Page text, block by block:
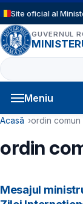
Sari la conținutul
Site oficial al
GUVERNUL
Caută
Meniu
Navigație
Cale de
Acasă ordin comun
ordin
Mesajul